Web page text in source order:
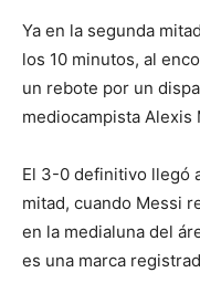
Ya en la segunda
los 10 minutos, al
un rebote por un
mediocampista Alexis
El 3-0 definitivo llegó
mitad, cuando Messi
en la medialuna del
es una marca